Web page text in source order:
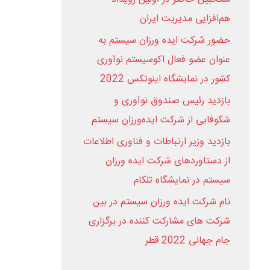
هم‌افزایی مدیریت ایران
حضور شرکت ایده ورزان سیستم به
عنوان عضو فعال اکوسیستم نوآوری
کشور در نمایشگاه اینوتکس 2022
بازدید رئیس صندوق نوآوری و
شکوفایی از شرکت ایده‌ورزان سیستم
بازدید وزیر ارتباطات و فناوری اطلاعات
از دستاوردهای شرکت ایده ورزان
سیستم در نمایشگاه تلکام
نام شرکت ایده ورزان سیستم در بین
شرکت های مشارکت کننده در برگزاری
جام جهانی 2022 قطر